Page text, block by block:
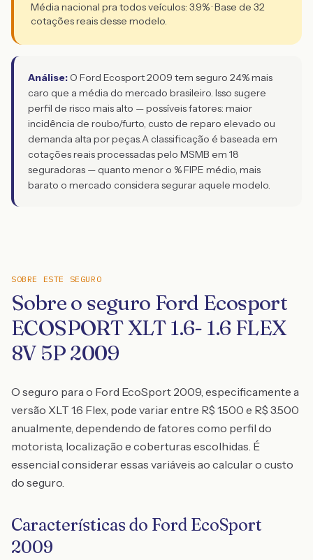
Média nacional pra todos veículos: 3.9% · Base de 32
cotações reais desse modelo.
Análise: O Ford Ecosport 2009 tem seguro 24% mais
caro que a média do mercado brasileiro. Isso sugere
perfil de risco mais alto — possíveis fatores: maior
incidência de roubo/furto, custo de reparo elevado ou
demanda alta por peças.A classificação é baseada em
cotações reais processadas pelo MSMB em 18
seguradoras — quanto menor o % FIPE médio, mais
barato o mercado considera segurar aquele modelo.
SOBRE ESTE SEGURO
Sobre o seguro Ford Ecosport
ECOSPORT XLT 1.6- 1.6 FLEX
8V 5P 2009
O seguro para o Ford EcoSport 2009, especificamente a
versão XLT 1.6 Flex, pode variar entre R$ 1.500 e R$ 3.500
anualmente, dependendo de fatores como perfil do
motorista, localização e coberturas escolhidas. É
essencial considerar essas variáveis ao calcular o custo
do seguro.
Características do Ford EcoSport
2009